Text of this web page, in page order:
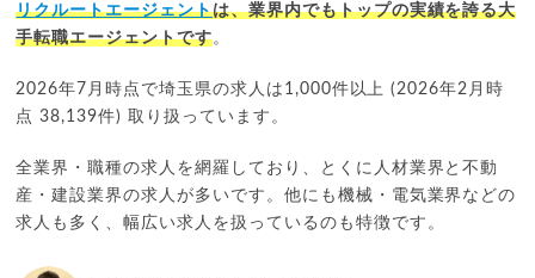
リクルートエージェントは、業界内でもトップの実績を誇る大
手転職エージェントです。
2026年7月時点で埼玉県の求人は1,000件以上 (2026年2月時
点 38,139件) 取り扱っています。
全業界・職種の求人を網羅しており、とくに人材業界と不動
産・建設業界の求人が多いです。他にも機械・電気業界などの
求人も多く、幅広い求人を扱っているのも特徴です。